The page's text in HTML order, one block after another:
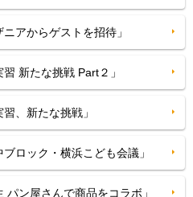
アからゲストを招待」
新たな挑戦 Part２」
、新たな挑戦」
ロック・横浜こども会議」
ン屋さんで商品をコラボ」